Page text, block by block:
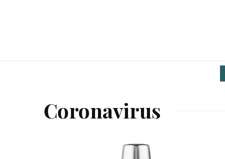
Coronavirus